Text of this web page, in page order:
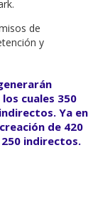
de
y
cuales 350
Ya en
de 420
indirectos.